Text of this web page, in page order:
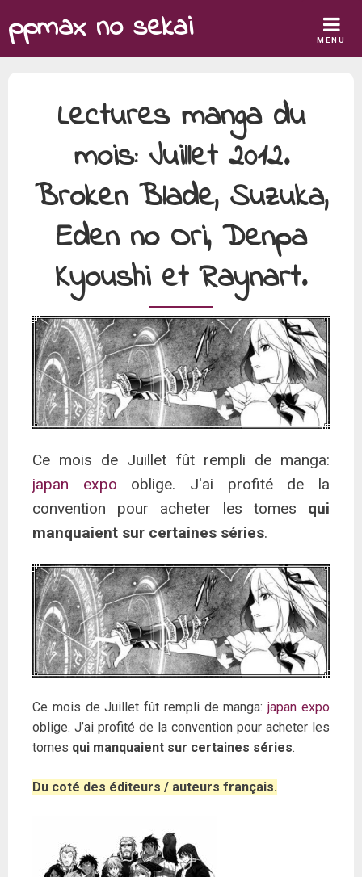
to
content
ppmax no sekai MENU
Lectures manga du
mois: Juillet 2012.
Broken Blade, Suzuka,
Eden no Ori, Denpa
Kyoushi et Raynart.
Ce mois de Juillet fût rempli de manga:
japan expo oblige. J'ai profité de la
convention pour acheter les tomes qui
manquaient sur certaines séries.
Ce mois de Juillet fût rempli de manga:japan expo
oblige. J’ai profité de la convention pour acheter les
tomes qui manquaient sur certaines séries.
Du coté des éditeurs / auteurs français.